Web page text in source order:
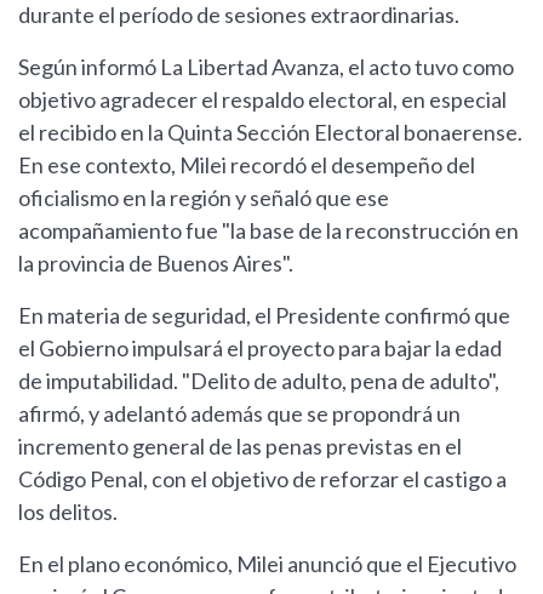
durante el período de sesiones extraordinarias.
Según informó La Libertad Avanza, el acto tuvo como
objetivo agradecer el respaldo electoral, en especial
el recibido en la Quinta Sección Electoral bonaerense.
En ese contexto, Milei recordó el desempeño del
oficialismo en la región y señaló que ese
acompañamiento fue "la base de la reconstrucción en
la provincia de Buenos Aires".
En materia de seguridad, el Presidente confirmó que
el Gobierno impulsará el proyecto para bajar la edad
de imputabilidad. "Delito de adulto, pena de adulto",
afirmó, y adelantó además que se propondrá un
incremento general de las penas previstas en el
Código Penal, con el objetivo de reforzar el castigo a
los delitos.
En el plano económico, Milei anunció que el Ejecutivo